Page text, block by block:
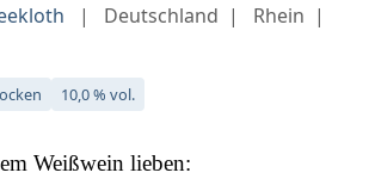
Deutschland
Rhein
10,0 % vol.
Weißwein lieben: